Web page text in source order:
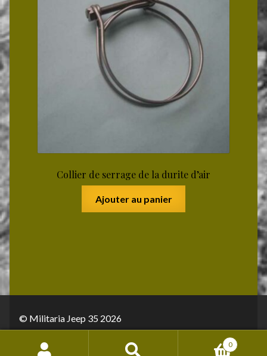
Collier de serrage de la durite d’air
Ajouter au panier
© Militaria Jeep 35 2026
Conditions générales de vente
Built with
WooCommerce
0